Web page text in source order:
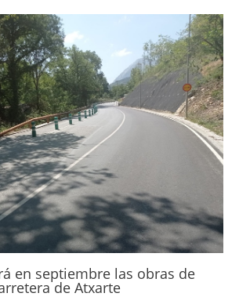
en septiembre las obras de
de Atxarte